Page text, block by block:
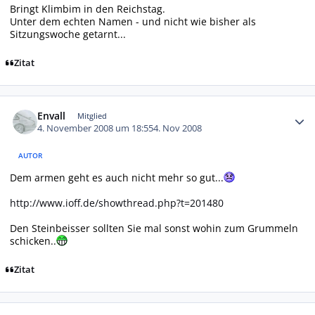
Bringt Klimbim in den Reichstag.
Unter dem echten Namen - und nicht wie bisher als
Sitzungswoche getarnt...
Zitat
Envall Mitglied
4. November 2008 um 18:554. Nov 2008
AUTOR
Dem armen geht es auch nicht mehr so gut...
http://www.ioff.de/showthread.php?t=201480
Den Steinbeisser sollten Sie mal sonst wohin zum Grummeln
schicken..
Zitat